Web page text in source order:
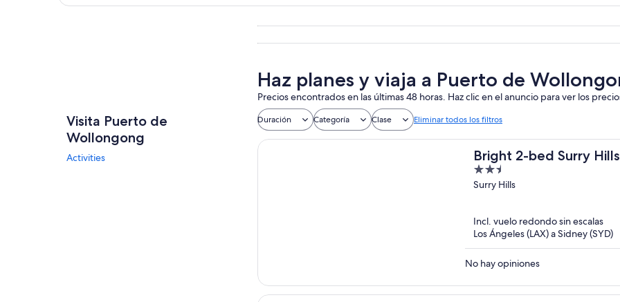
Visita Puerto de
Wollongong
Activities
Haz planes y viaja a Puerto de
Precios encontrados en las últimas 48 horas. Haz clic en el anuncio para ver los
Duración Categoría Clase Eliminar todos los filtros
Bright 2-bed Surry
Balcony
2.5
out
Surry Hills
Incl. vuelo redondo sin escalas
Los Ángeles (LAX) a Sidney (SYD)
No hay opiniones